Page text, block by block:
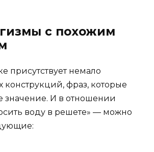
с похожим
присутствует немало
фраз, которые
значение. И в отношении
воду в решете» — можно